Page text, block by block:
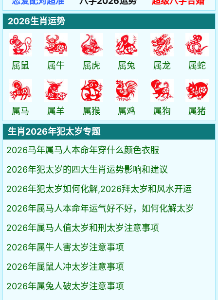
2026生肖运势
属鼠 属牛 属虎 属兔 属龙 属蛇
属马 属羊 属猴 属鸡 属狗
属猪
生肖2026年犯太岁专题
2026马年属马人本命年穿什么颜色衣服
2026年犯太岁的四大生肖运势影响和建议
2026年犯太岁如何化解,2026拜太岁和风水开运
2026年属马人本命年运气好不好，如何化解太岁
2026年属马人值太岁和刑太岁注意事项
2026年属牛人害太岁注意事项
2026年属鼠人冲太岁注意事项
2026年属兔人破太岁注意事项